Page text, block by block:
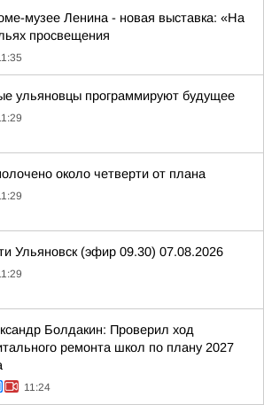
музее Ленина - новая выставка: «На
просвещения
ульяновцы программируют будущее
около четверти от плана
Ульяновск (эфир 09.30) 07.08.2026
Болдакин: Проверил ход
ремонта школ по плану 2027
11:24